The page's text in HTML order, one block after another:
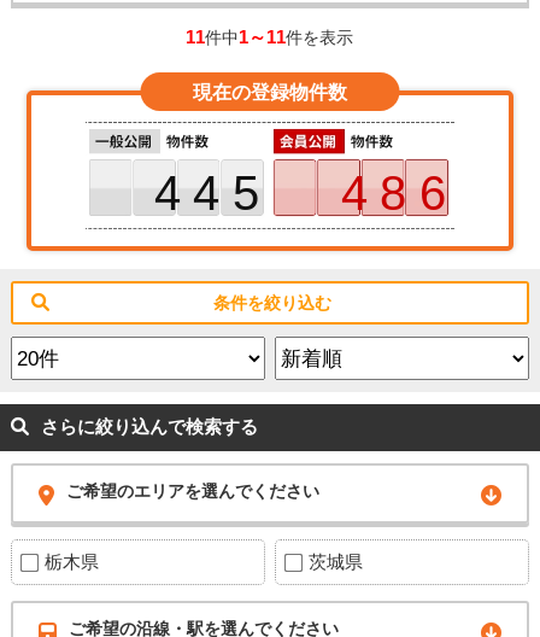
11件中1～11件を表示
現在の登録物件数
445 486
条件を絞り込む
さらに絞り込んで検索する
ご希望のエリアを選んでください
栃木県 茨城県
ご希望の沿線・駅を選んでください